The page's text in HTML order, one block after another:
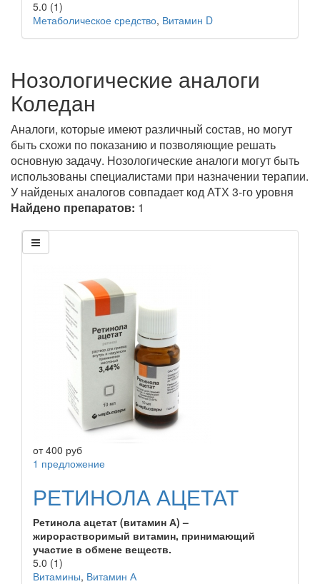
5.0 (1)
Метаболическое средство, Витамин D
Нозологические аналоги
Коледан
Аналоги, которые имеют различный состав, но могут
быть схожи по показанию и позволяющие решать
основную задачу. Нозологические аналоги могут быть
использованы специалистами при назначении терапии.
У найденых аналогов совпадает код АТХ 3-го уровня
Найдено препаратов: 1
от400 руб
1 предложение
РЕТИНОЛА АЦЕТАТ
Ретинола ацетат (витамин А) –
жирорастворимый витамин, принимающий
участие в обмене веществ.
5.0 (1)
Витамины, Витамин А